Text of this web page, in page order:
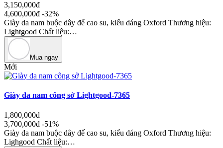
3,150,000đ
4,600,000đ -32%
Giày da nam buộc dây đế cao su, kiểu dáng Oxford Thương hiệu:
Lightgood Chất liệu:…
Mua ngay
Mới
Giày da nam công sở Lightgood-7365
1,800,000đ
3,700,000đ -51%
Giày da nam buộc dây đế cao su, kiểu dáng Oxford Thương hiệu:
Lighgood Chất liệu:…